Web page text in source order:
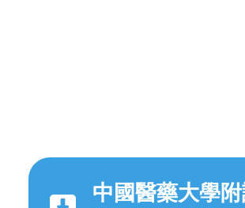
中國醫藥大學